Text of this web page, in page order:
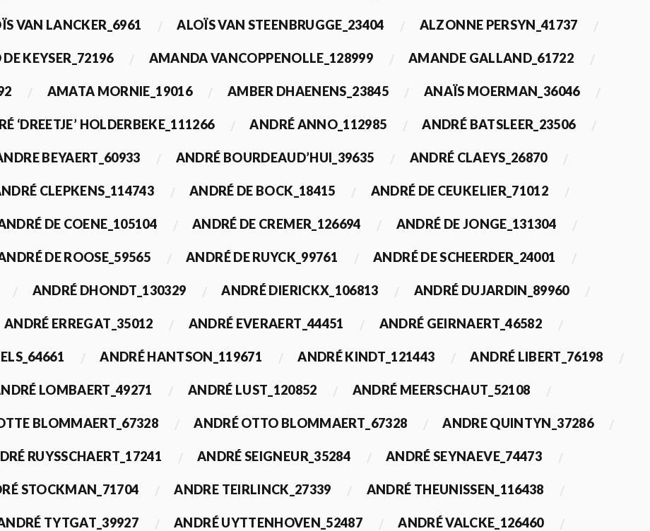
VAN LANCKER_6961 ALOÏS VAN STEENBRUGGE_23404 ALZONNE PERSYN_41737
KEYSER_72196 AMANDA VANCOPPENOLLE_128999 AMANDE GALLAND_61722
AMATA MORNIE_19016 AMBER DHAENENS_23845 ANAÏS MOERMAN_36046
‘DREETJE’ HOLDERBEKE_111266 ANDRÉ ANNO_112985 ANDRÉ BATSLEER_23506
BEYAERT_60933 ANDRÉ BOURDEAUD’HUI_39635 ANDRÉ CLAEYS_26870
CLEPKENS_114743 ANDRÉ DE BOCK_18415 ANDRÉ DE CEUKELIER_71012
DE COENE_105104 ANDRÉ DE CREMER_126694 ANDRÉ DE JONGE_131304
DE ROOSE_59565 ANDRÉ DE RUYCK_99761 ANDRÉ DE SCHEERDER_24001
ANDRÉ DHONDT_130329 ANDRÉ DIERICKX_106813 ANDRÉ DUJARDIN_89960
ANDRÉ ERREGAT_35012 ANDRÉ EVERAERT_44451 ANDRÉ GEIRNAERT_46582
ANDRÉ HANTSON_119671 ANDRÉ KINDT_121443 ANDRÉ LIBERT_76198
LOMBAERT_49271 ANDRÉ LUST_120852 ANDRÉ MEERSCHAUT_52108
BLOMMAERT_67328 ANDRÉ OTTO BLOMMAERT_67328 ANDRE QUINTYN_37286
RUYSSCHAERT_17241 ANDRÉ SEIGNEUR_35284 ANDRÉ SEYNAEVE_74473
STOCKMAN_71704 ANDRE TEIRLINCK_27339 ANDRÉ THEUNISSEN_116438
TYTGAT_39927 ANDRÉ UYTTENHOVEN_52487 ANDRÉ VALCKE_126460